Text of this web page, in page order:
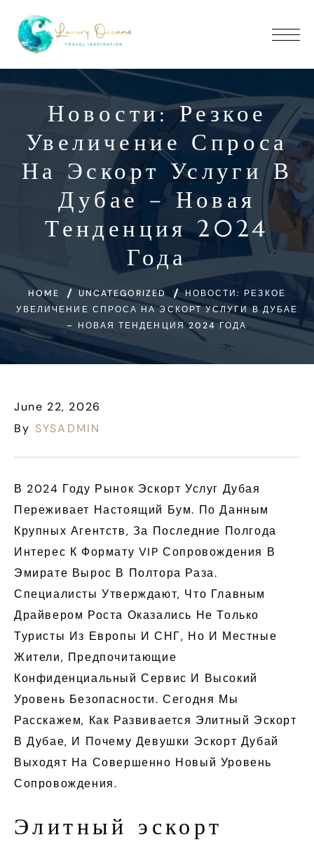
Новости: Резкое
Увеличение Спроса
На Эскорт Услуги В
Дубае – Новая
Тенденция 2024
Года
HOME UNCATEGORIZED
НОВОСТИ: РЕЗКОЕ
УВЕЛИЧЕНИЕ СПРОСА НА ЭСКОРТ УСЛУГИ В ДУБАЕ
– НОВАЯ ТЕНДЕНЦИЯ 2024 ГОДА
June 22, 2026
By SYSADMIN
В 2024 Году Рынок Эскорт Услуг Дубая
Переживает Настоящий Бум. По Данным
Крупных Агентств, За Последние Полгода
Интерес К Формату VIP Сопровождения В
Эмирате Вырос В Полтора Раза.
Специалисты Утверждают, Что Главным
Драйвером Роста Оказались Не Только
Туристы Из Европы И СНГ, Но И Местные
Жители, Предпочитающие
Конфиденциальный Сервис И Высокий
Уровень Безопасности. Сегодня Мы
Расскажем, Как Развивается Элитный Эскорт
В Дубае, И Почему Девушки Эскорт Дубай
Выходят На Совершенно Новый Уровень
Сопровождения.
Элитный эскорт